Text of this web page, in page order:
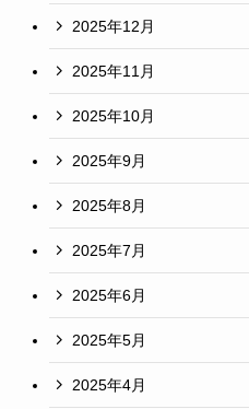
2025年12月
2025年11月
2025年10月
2025年9月
2025年8月
2025年7月
2025年6月
2025年5月
2025年4月